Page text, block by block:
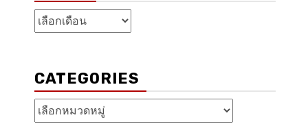
คลัง
เก็บ
CATEGORIES
Categories